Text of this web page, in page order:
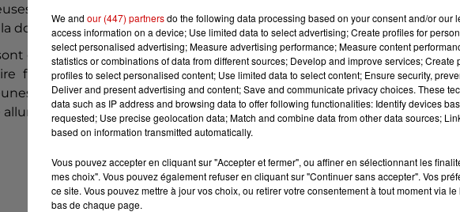
"ne sont pas toujours respectées par la clientèle", a réagi auprès
la douleur de la famille" du jeune garçon.
des infrastructures qui par nature font l'objet d'attentions
français", a ajouté l'entreprise. Elle dit mener des opérations de
afin de les alerter du danger de ces passages où les trains ne
We and our (447) partnersdo the following data processing based on your consent and/or our
access information on a device; Use limited data to select advertising; Create profiles for
select personalised advertising; Measure advertising performance; Measure content
statistics or combinations of data from different sources; Develop and improve services;
profiles to select personalised content; Use limited data to select content; Ensure security,
Deliver and present advertising and content; Save and communicate privacy choices. These
data such as IP address and browsing data to offer following functionalities: Identify devices
requested; Use precise geolocation data; Match and combine data from other data sources;
based on information transmitted automatically.
Vous pouvez accepter en cliquant sur "Accepter et fermer", ou affiner en sélectionnant les
mes choix". Vous pouvez également refuser en cliquant sur "Continuer sans accepter". Vos
ce site. Vous pouvez mettre à jour vos choix, ou retirer votre consentement à tout moment via
bas de chaque page.